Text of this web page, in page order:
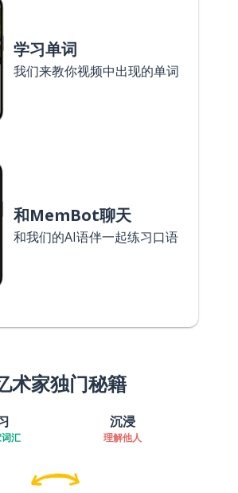
学习单词
我们来教你视频中出现的单词
和MemBot聊天
和我们的AI语伴一起练习口语
术家独门秘籍
汇
沉浸
理解他人